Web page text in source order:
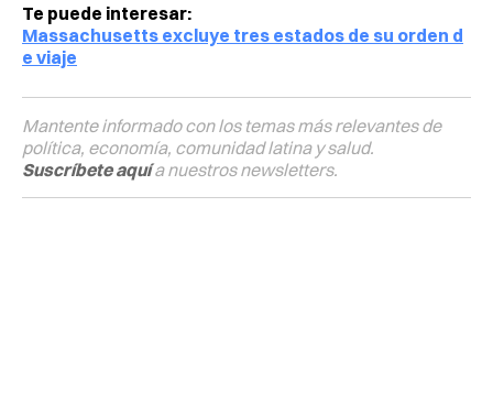
Te puede interesar:
Massachusetts excluye tres estados de su orden d
e viaje
Mantente informado con los temas más relevantes de
política, economía, comunidad latina y salud.
Suscríbete aquía nuestros newsletters.